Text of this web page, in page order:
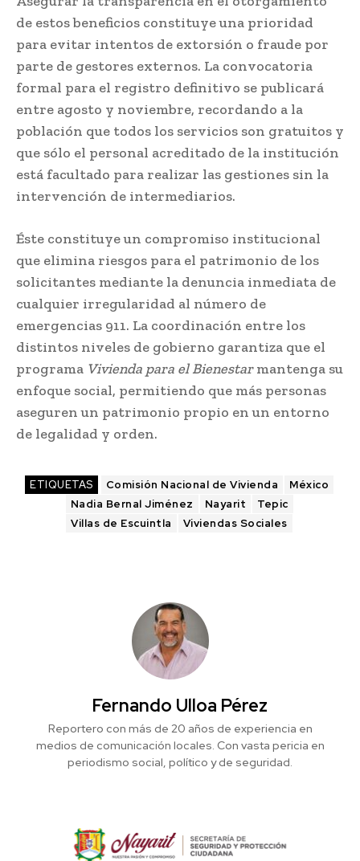
de estos beneficios constituye una prioridad
para evitar intentos de extorsión o fraude por
parte de gestores externos. La convocatoria
formal para el registro definitivo se publicará
entre agosto y noviembre, recordando a la
población que todos los servicios son gratuitos y
que sólo el personal acreditado de la institución
está facultado para realizar las gestiones sin la
intervención de intermediarios.
Éste constituye un compromiso institucional
que elimina riesgos para el patrimonio de los
solicitantes mediante la denuncia inmediata de
cualquier irregularidad al número de
emergencias 911. La coordinación entre los
distintos niveles de gobierno garantiza que el
programa Vivienda para el Bienestarmantenga su
enfoque social, permitiendo que más personas
aseguren un patrimonio propio en un entorno
de legalidad y orden.
ETIQUETAS Comisión Nacional de Vivienda
México
Nadia Bernal Jiménez
Nayarit
Tepic
Villas de Escuintla
Viviendas Sociales
Fernando Ulloa Pérez
Reportero con más de 20 años de experiencia en
medios de comunicación locales. Con vasta pericia en
periodismo social, político y de seguridad.